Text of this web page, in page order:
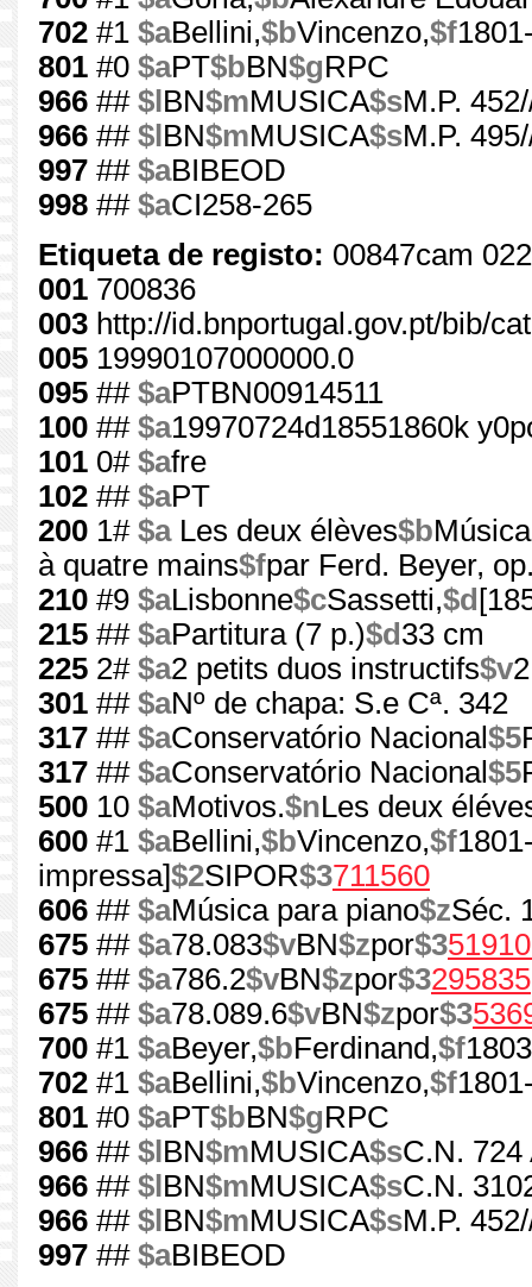
702 #1 $aBellini,$bVincenzo,$f
801 #0 $aPT$bBN$gRPC
966 ## $l BN$mMUSICA$sM.P.
966 ## $l BN$mMUSICA$sM.P.
997 ## $aBIBEOD
998 ## $aCI258-265
Etiqueta de registo: 00847cam
001 700836
003 http://id.bnportugal.gov.pt/bib/
005 19990107000000.0
095 ## $aPTBN00914511
100 ## $a19970724d18551860k
101 0# $afre
102 ## $aPT
200 1# $aLes deux élèves$b
à quatre mains$fpar Ferd. Beyer,
210 #9 $aLisbonne$cSassetti,$d
215 ## $aPartitura (7 p.)$d 33 cm
225 2# $a2 petits duos instructifs$v2
301 ## $aNº de chapa: S.e Cª. 342
317 ## $aConservatório Nacional$5
317 ## $aConservatório Nacional$5
500 10 $aMotivos.$nLes deux
600 #1 $aBellini,$bVincenzo,$f
impressa]$2SIPOR$3711560
606 ## $aMúsica para piano$zSéc.
675 ## $a78.083$vBN$zpor$3
675 ## $a786.2$vBN$zpor$3295835
675 ## $a78.089.6$vBN$zpor$3
700 #1 $aBeyer,$bFerdinand,$f
702 #1 $aBellini,$bVincenzo,$f
801 #0 $aPT$bBN$gRPC
966 ## $l BN$mMUSICA$sC.N.
966 ## $l BN$mMUSICA$sC.N.
966 ## $l BN$mMUSICA$sM.P.
997 ## $aBIBEOD